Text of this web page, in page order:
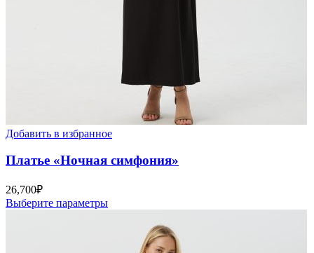
Добавить в избранное
Платье «Ночная симфония»
26,700₽
Выберите параметры